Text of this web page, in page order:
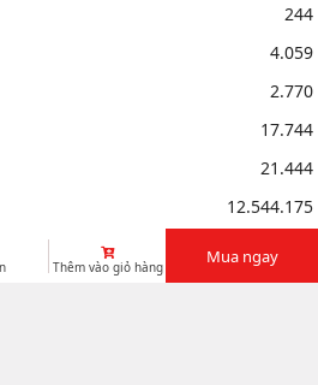
244
4.059
2.770
17.744
21.444
12.544.175
cũ giá rẻ tại tphcm, thanh lý phòng
Thêm vào giỏ hàng Mua ngay